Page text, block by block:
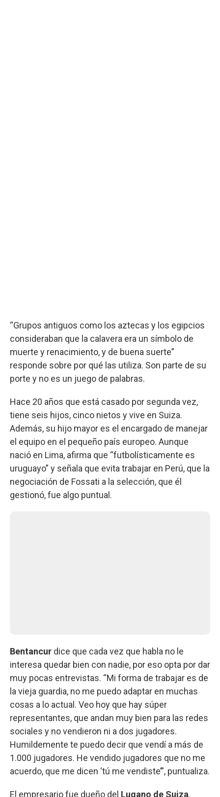
“Grupos antiguos como los aztecas y los egipcios
consideraban que la calavera era un símbolo de
muerte y renacimiento, y de buena suerte”
responde sobre por qué las utiliza. Son parte de su
porte y no es un juego de palabras.
Hace 20 años que está casado por segunda vez,
tiene seis hijos, cinco nietos y vive en Suiza.
Además, su hijo mayor es el encargado de manejar
el equipo en el pequeño país europeo. Aunque
nació en Lima, afirma que “futbolísticamente es
uruguayo” y señala que evita trabajar en Perú, que la
negociación de Fossati a la selección, que él
gestionó, fue algo puntual.
Bentancur dice que cada vez que habla no le
interesa quedar bien con nadie, por eso opta por dar
muy pocas entrevistas. “Mi forma de trabajar es de
la vieja guardia, no me puedo adaptar en muchas
cosas a lo actual. Veo hoy que hay súper
representantes, que andan muy bien para las redes
sociales y no vendieron ni a dos jugadores.
Humildemente te puedo decir que vendí a más de
1.000 jugadores. He vendido jugadores que no me
acuerdo, que me dicen ‘tú me vendiste’”, puntualiza.
El empresario fue dueño del Lugano de Suiza,